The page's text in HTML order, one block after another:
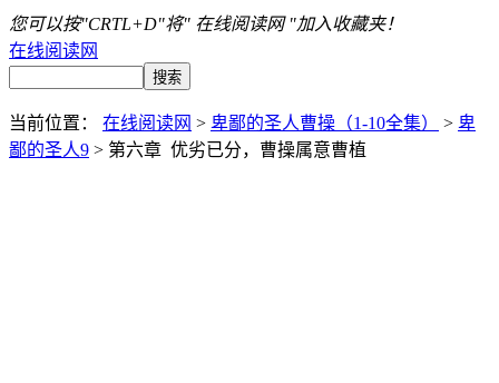
您可以按"CRTL+D"将" 在线阅读网 "加入收藏夹！
在线阅读网
当前位置： 在线阅读网 > 卑鄙的圣人曹操（1-10全集） > 卑
鄙的圣人9 > 第六章 优劣已分，曹操属意曹植